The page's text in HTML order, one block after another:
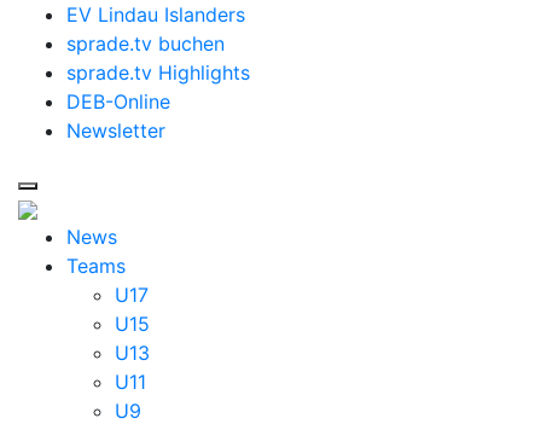
EV Lindau Islanders
sprade.tv buchen
sprade.tv Highlights
DEB-Online
Newsletter
News
Teams
U17
U15
U13
U11
U9